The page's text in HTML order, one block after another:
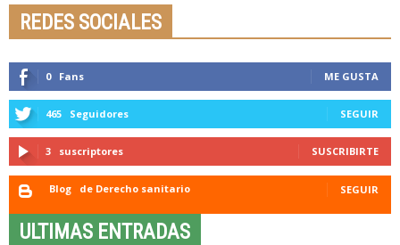
REDES SOCIALES
0 Fans ME GUSTA
465 Seguidores SEGUIR
3 suscriptores SUSCRIBIRTE
Blog de Derecho sanitario SEGUIR
ULTIMAS ENTRADAS